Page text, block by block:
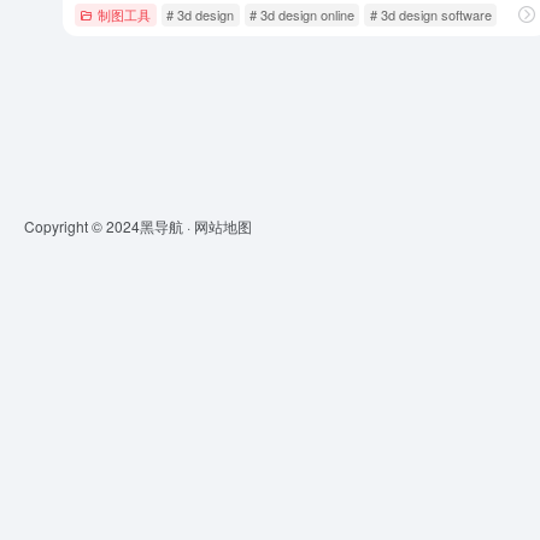
制图工具 # 3d design # 3d design online # 3d design software
Copyright © 2024黑导航 · 网站地图